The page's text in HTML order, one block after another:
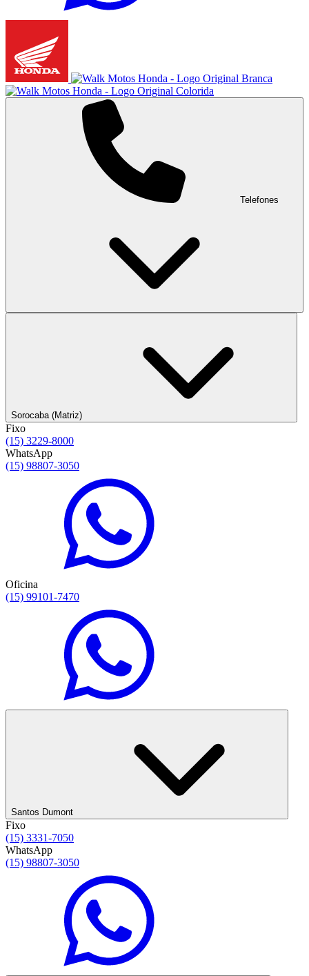
Telefones
Sorocaba (Matriz)
Fixo
(15) 3229-8000
WhatsApp
(15) 98807-3050
Oficina
(15) 99101-7470
Santos Dumont
Fixo
(15) 3331-7050
WhatsApp
(15) 98807-3050